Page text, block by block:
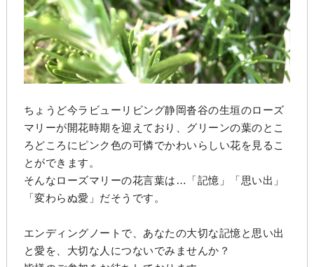
ちょうど今ラビューリビング静岡沓谷の生垣のローズ
マリーが開花時期を迎えており、グリーンの葉のとこ
ろどころにピンク色の可憐でかわいらしい花を見るこ
とができます。
そんなローズマリーの花言葉は…「記憶」「思い出」
「変わらぬ愛」だそうです。
エンディングノートで、あなたの大切な記憶と思い出
と愛を、大切な人につないでみませんか？